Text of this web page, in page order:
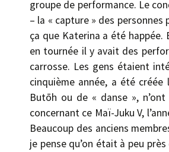
groupe de performance. Le
– la « capture » des
ça que Katerina a été
en tournée il y avait des
carrosse. Les gens étaient
cinquième année, a été
Butōh ou de « danse »,
concernant ce Maï-Juku V,
Beaucoup des anciens
je pense qu’on était à peu